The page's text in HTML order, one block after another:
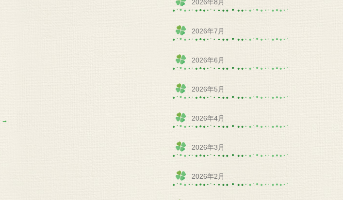
→
2026年8月
2026年7月
2026年6月
2026年5月
2026年4月
2026年3月
2026年2月